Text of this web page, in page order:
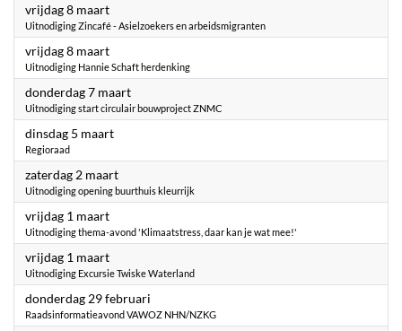
vrijdag 8 maart2024
Uitnodiging Zincafé - Asielzoekers en arbeidsmigranten
vrijdag 8 maart2024
Uitnodiging Hannie Schaft herdenking
donderdag 7 maart2024
Uitnodiging start circulair bouwproject ZNMC
dinsdag 5 maart2024
Regioraad
zaterdag 2 maart2024
Uitnodiging opening buurthuis kleurrijk
vrijdag 1 maart2024
Uitnodiging thema-avond 'Klimaatstress, daar kan je wat mee!'
vrijdag 1 maart2024
Uitnodiging Excursie Twiske Waterland
donderdag 29 februari
Raadsinformatieavond VAWOZ NHN/NZKG